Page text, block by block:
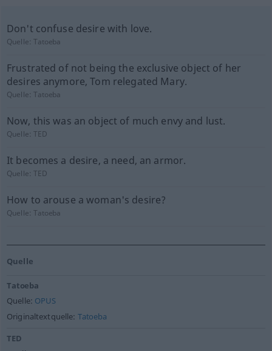
Don't confuse desire with love.
Quelle:Tatoeba
Frustrated of not being the exclusive object of her
desires anymore, Tom relegated Mary.
Quelle:Tatoeba
Now, this was an object of much envy and lust.
Quelle:TED
It becomes a desire, a need, an armor.
Quelle:TED
How to arouse a woman's desire?
Quelle:Tatoeba
Quelle
Tatoeba
Quelle: OPUS
Originaltextquelle: Tatoeba
TED